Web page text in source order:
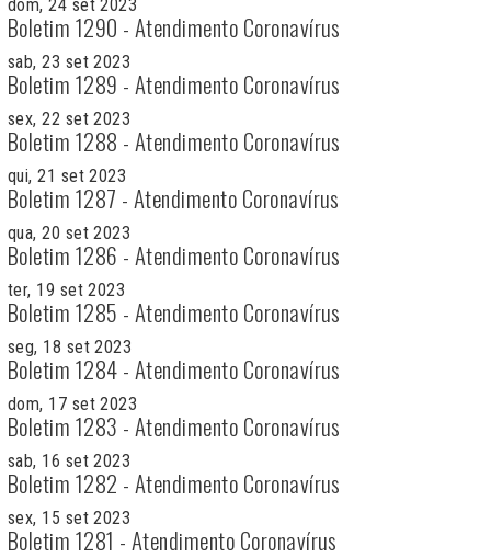
dom, 24 set 2023
Boletim 1290 - Atendimento Coronavírus
sab, 23 set 2023
Boletim 1289 - Atendimento Coronavírus
sex, 22 set 2023
Boletim 1288 - Atendimento Coronavírus
qui, 21 set 2023
Boletim 1287 - Atendimento Coronavírus
qua, 20 set 2023
Boletim 1286 - Atendimento Coronavírus
ter, 19 set 2023
Boletim 1285 - Atendimento Coronavírus
seg, 18 set 2023
Boletim 1284 - Atendimento Coronavírus
dom, 17 set 2023
Boletim 1283 - Atendimento Coronavírus
sab, 16 set 2023
Boletim 1282 - Atendimento Coronavírus
sex, 15 set 2023
Boletim 1281 - Atendimento Coronavírus